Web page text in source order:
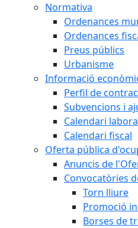
Normativa
Ordenances
Ordenances
Preus públics
Urbanisme
Informació
Perfil de
Subvencions i
Calendari
Calendari fiscal
Oferta pública
Anuncis de
Convocatòries
Torn lliure
Promoció
Borses de